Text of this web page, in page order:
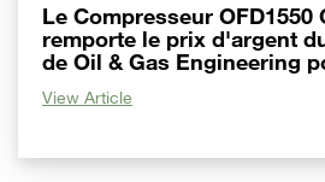
Le Compresseur OFD1550
remporte le prix d'argent
de Oil & Gas Engineering
View Article